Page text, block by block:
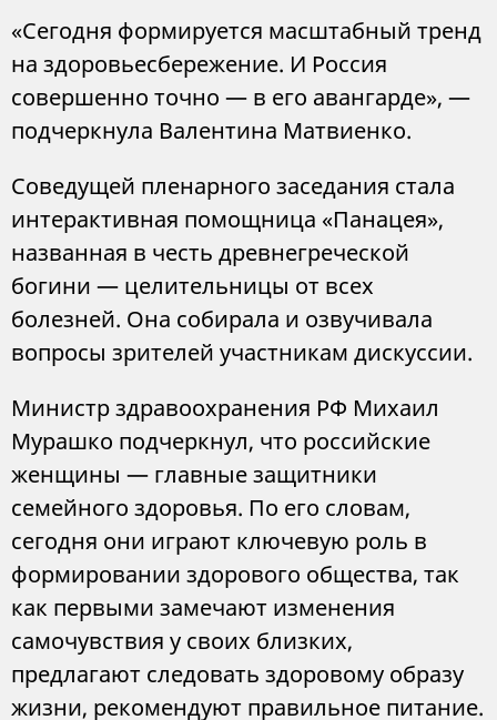
«Сегодня формируется масштабный тренд
на здоровьесбережение. И Россия
совершенно точно — в его авангарде», —
подчеркнула Валентина Матвиенко.
Соведущей пленарного заседания стала
интерактивная помощница «Панацея»,
названная в честь древнегреческой
богини — целительницы от всех
болезней. Она собирала и озвучивала
вопросы зрителей участникам дискуссии.
Министр здравоохранения РФ Михаил
Мурашко подчеркнул, что российские
женщины — главные защитники
семейного здоровья. По его словам,
сегодня они играют ключевую роль в
формировании здорового общества, так
как первыми замечают изменения
самочувствия у своих близких,
предлагают следовать здоровому образу
жизни, рекомендуют правильное питание.